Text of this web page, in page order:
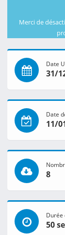
Merci de
Date
31/
Date
11/
8
Durée
50